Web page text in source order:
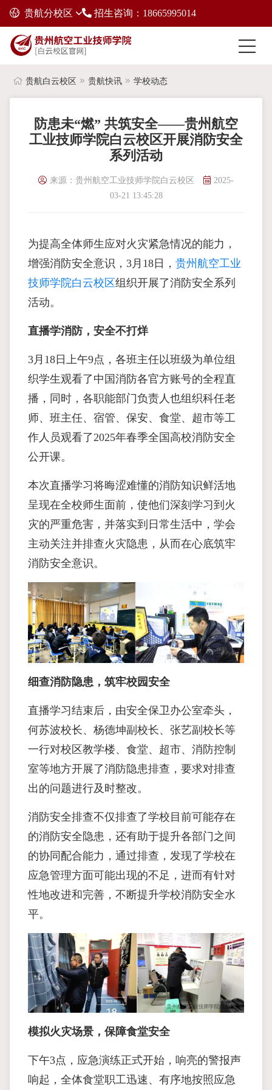
贵航分校区 招生咨询：18665995014
贵航白云校区 贵航快讯 学校动态
防患未“燃” 共筑安全——贵州航空
工业技师学院白云校区开展消防安全
系列活动
来源：贵州航空工业技师学院白云校区
2025-
03-21 13:45:28
为提高全体师生应对火灾紧急情况的能力，
增强消防安全意识，3月18日， 贵州航空工业
技师学院白云校区组织开展了消防安全系列
活动。
直播学消防，安全不打烊
3月18日上午9点，各班主任以班级为单位组
织学生观看了中国消防各官方账号的全程直
播，同时，各职能部门负责人也组织科任老
师、班主任、宿管、保安、食堂、超市等工
作人员观看了2025年春季全国高校消防安全
公开课。
本次直播学习将晦涩难懂的消防知识鲜活地
呈现在全校师生面前，使他们深刻学习到火
灾的严重危害，并落实到日常生活中，学会
主动关注并排查火灾隐患，从而在心底筑牢
消防安全意识。
细查消防隐患，筑牢校园安全
直播学习结束后，由安全保卫办公室牵头，
何苏波校长、杨德坤副校长、张艺副校长等
一行对校区教学楼、食堂、超市、消防控制
室等地方开展了消防隐患排查，要求对排查
出的问题进行及时整改。
消防安全排查不仅排查了学校目前可能存在
的消防安全隐患，还有助于提升各部门之间
的协同配合能力，通过排查，发现了学校在
应急管理方面可能出现的不足，进而有针对
性地改进和完善，不断提升学校消防安全水
平。
模拟火灾场景，保障食堂安全
下午3点，应急演练正式开始，响亮的警报声
响起，全体食堂职工迅速、有序地按照应急